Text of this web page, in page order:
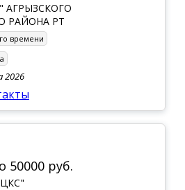
АГРЫЗСКОГО
РАЙОНА РТ
времени
2026
50000 руб.